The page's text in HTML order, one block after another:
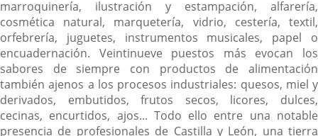
marroquinería, ilustración y estampación, alfarería,
cosmética natural, marquetería, vidrio, cestería, textil,
orfebrería, juguetes, instrumentos musicales, papel o
encuadernación. Veintinueve puestos más evocan los
sabores de siempre con productos de alimentación
también ajenos a los procesos industriales: quesos, miel y
derivados, embutidos, frutos secos, licores, dulces,
cecinas, encurtidos, ajos... Todo ello entre una notable
presencia de profesionales de Castilla y León, una tierra